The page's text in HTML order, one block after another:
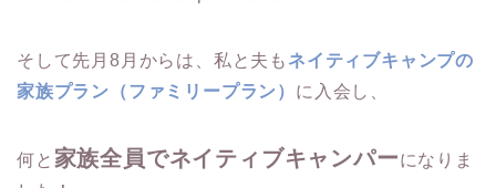
そして先月8月からは、私と夫も ネイティブキャンプの
家族プラン（ファミリープラン） に入会し、
何と 家族全員でネイティブキャンパーになりま